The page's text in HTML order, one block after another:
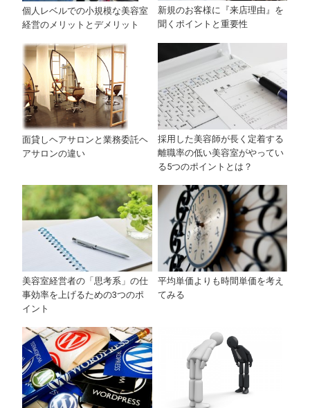
個人レベルでの小規模な美容室
経営のメリットとデメリット
新規のお客様に『来店理由』を
聞くポイントと重要性
面貸しヘアサロンと業務委託ヘ
アサロンの違い
採用した美容師が長く定着する
離職率の低い美容室がやってい
る5つのポイントとは？
美容室経営者の「思考系」の仕
事効率を上げるための3つのポ
イント
平均単価よりも時間単価を考え
てみる